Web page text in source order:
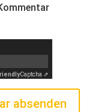
Captcha ⇗